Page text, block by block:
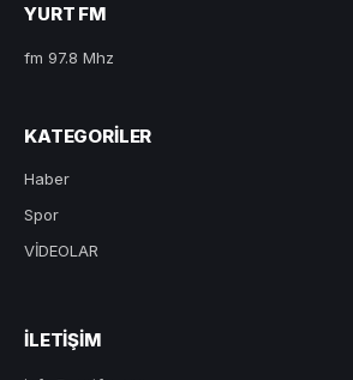
YURT FM
fm 97.8 Mhz
KATEGORILER
Haber
Spor
VİDEOLAR
ILETIŞIM